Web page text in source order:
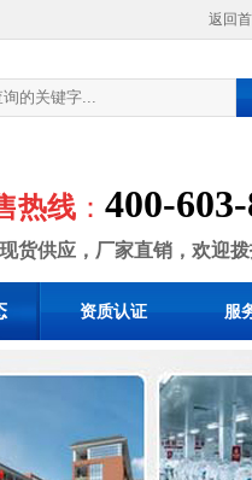
返回
热线 ： 400-
货供应，厂家直销，欢迎拨
资质认证 服